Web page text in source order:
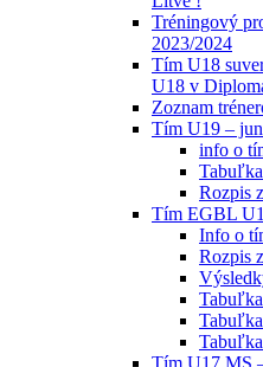
Tréningový
2023/2024
Tím U18
U18 v
Zoznam
Tím U19 –
info o
Rozpis
Tím EGBL
Info o
Rozpis
Tím U17 MS